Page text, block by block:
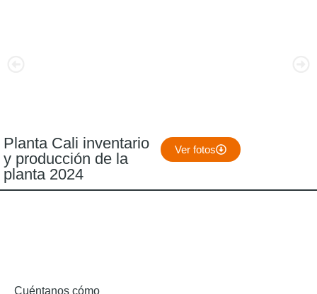
Planta Cali inventario
y producción de la
planta 2024
Ver fotos
Cuéntanos cómo